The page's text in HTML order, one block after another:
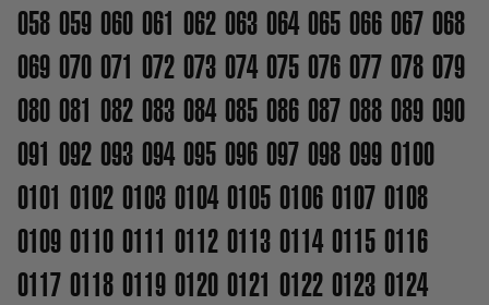
058 059 060 061 062 063 064 065 066 067 068
069 070 071 072 073 074 075 076 077 078 079
080 081 082 083 084 085 086 087 088 089 090
091 092 093 094 095 096 097 098 099 0100
0101 0102 0103 0104 0105 0106 0107 0108
0109 0110 0111 0112 0113 0114 0115 0116
0117 0118 0119 0120 0121 0122 0123 0124